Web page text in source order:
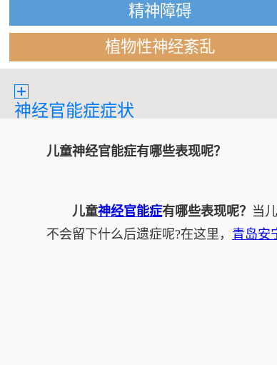
精神障碍
植物性神经紊乱
神经官能症症状
儿童神经官能症有哪些表现呢？
儿童神经官能症有哪些表现呢？ 当
不会留下什么后遗症呢?在这里， 青岛安